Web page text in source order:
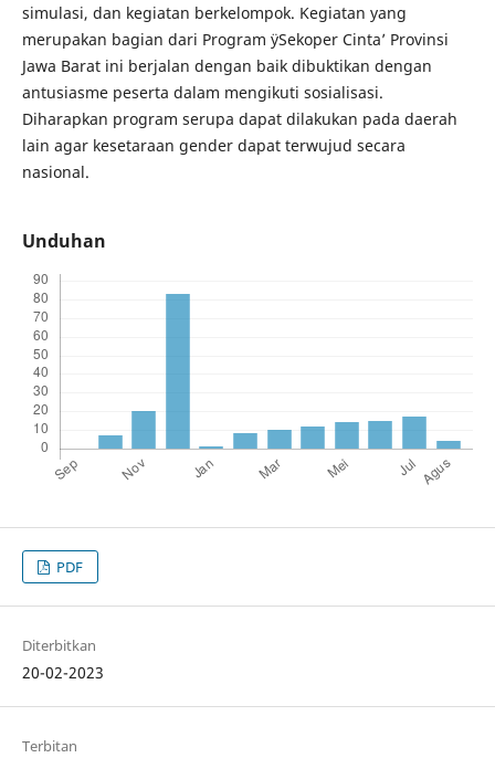
simulasi, dan kegiatan berkelompok. Kegiatan yang
merupakan bagian dari Program ÿSekoper Cinta’ Provinsi
Jawa Barat ini berjalan dengan baik dibuktikan dengan
antusiasme peserta dalam mengikuti sosialisasi.
Diharapkan program serupa dapat dilakukan pada daerah
lain agar kesetaraan gender dapat terwujud secara
nasional.
Unduhan
PDF
Diterbitkan
20-02-2023
Terbitan